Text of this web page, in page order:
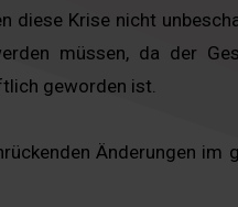
diese Krise nicht
müssen, da der
geworden ist.
Änderungen